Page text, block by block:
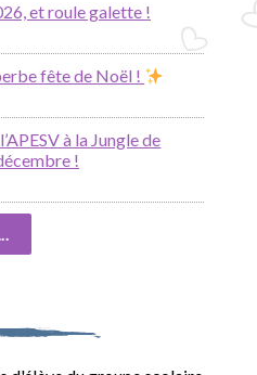
et roule galette !
fête de Noël !
à la Jungle de
!